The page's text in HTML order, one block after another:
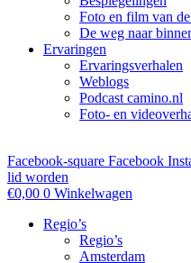
Foto en film van
De weg naar
Ervaringen
Ervaringsverhalen
Weblogs
Podcast camino.nl
Foto- en
Facebook-square Facebook
lid worden
€0,00 0 Winkelwagen
Regio’s
Regio’s
Amsterdam